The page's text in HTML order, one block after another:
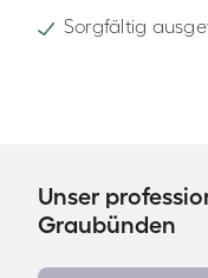
Sorgfältig
Unser
Graubünden